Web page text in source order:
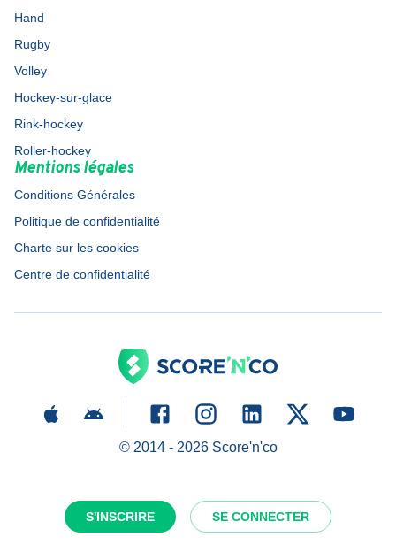
S'INSCRIRE SE CONNECTER
Hand
Rugby
Volley
Hockey-sur-glace
Rink-hockey
Roller-hockey
Mentions légales
Conditions Générales
Politique de confidentialité
Charte sur les cookies
Centre de confidentialité
© 2014 - 2026Score'n'co